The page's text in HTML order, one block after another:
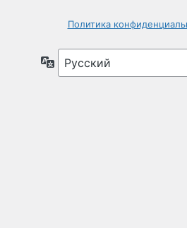
Политика
Язык